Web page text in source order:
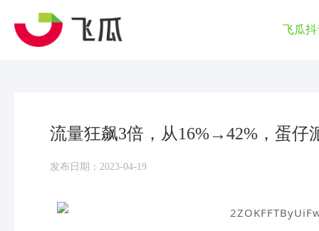
飞瓜抖
流量狂飙3倍，从16%→42%，蛋仔
发布日期：2023-04-19